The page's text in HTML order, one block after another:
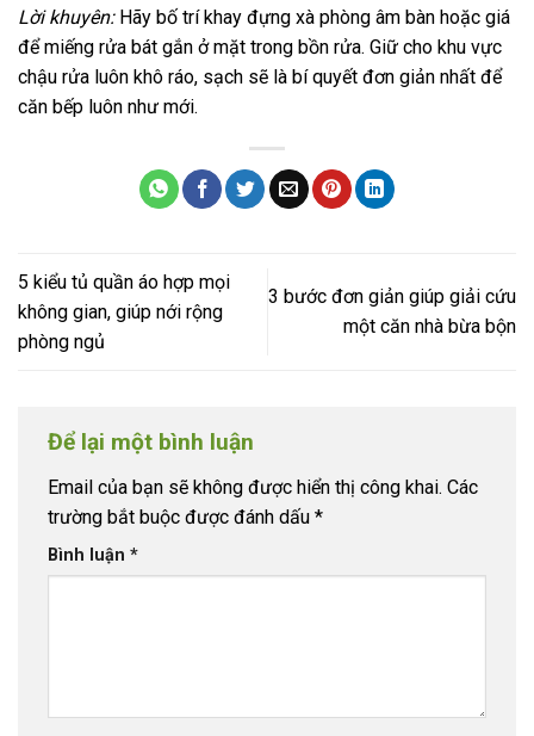
Lời khuyên:Hãy bố trí khay đựng xà phòng âm bàn hoặc giá
để miếng rửa bát gắn ở mặt trong bồn rửa. Giữ cho khu vực
chậu rửa luôn khô ráo, sạch sẽ là bí quyết đơn giản nhất để
căn bếp luôn như mới.
5 kiểu tủ quần áo hợp mọi
không gian, giúp nới rộng
phòng ngủ
3 bước đơn giản giúp giải cứu
một căn nhà bừa bộn
Để lại một bình luận
Email của bạn sẽ không được hiển thị công khai. Các
trường bắt buộc được đánh dấu *
Bình luận *